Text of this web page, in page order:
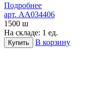
Подробнее
арт. AA034406
1500 ш
На складе: 1 ед.
Купить В корзину